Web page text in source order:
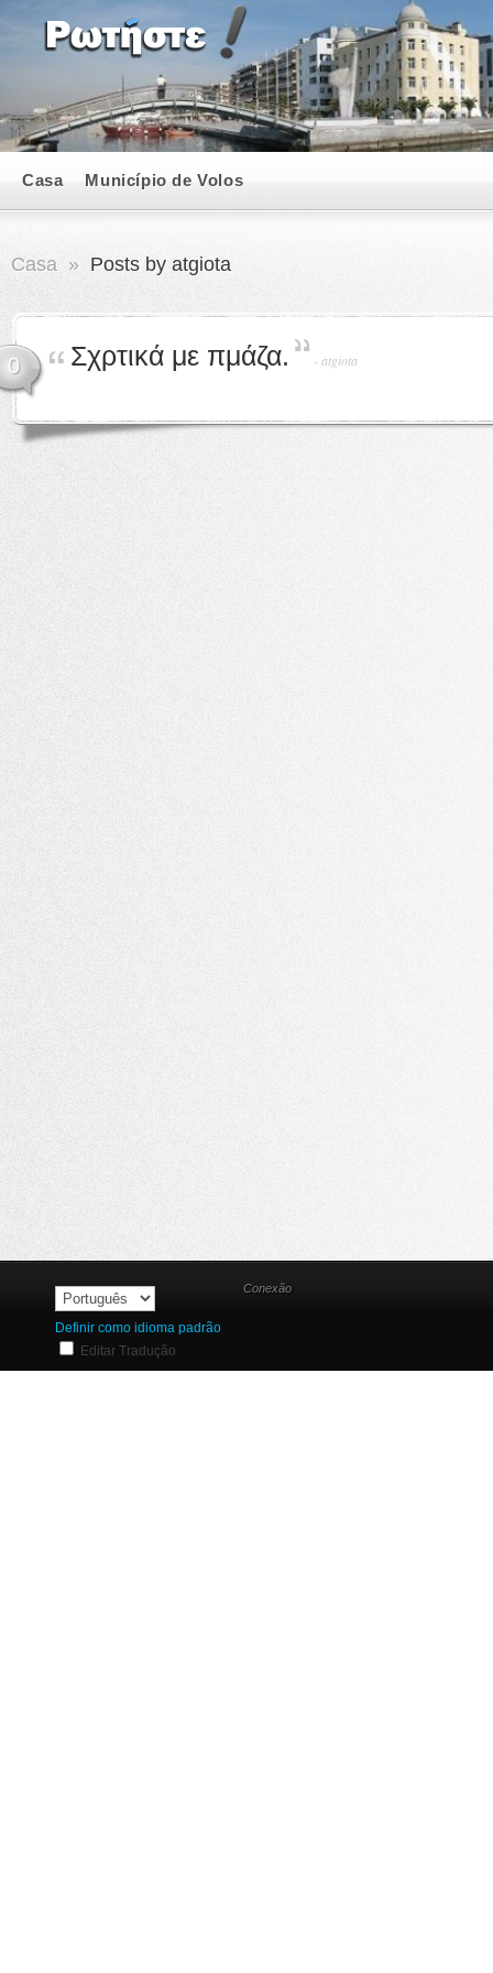
Casa Município de Volos
Casa » Posts by atgiota
0 Σχρτικά με πμάζα. - atgiota
Definir como idioma padrão
Editar Tradução
Conexão